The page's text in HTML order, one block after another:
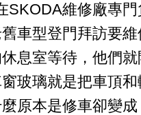
SKODA維修廠專
車型登門拜訪要
息室等待，他們
玻璃就是把車頂
原本是修車卻變